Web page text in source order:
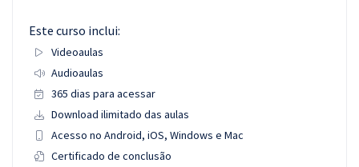
Este curso inclui:
Videoaulas
Audioaulas
365 dias para acessar
Download ilimitado das aulas
Acesso no Android, iOS, Windows e Mac
Certificado de conclusão